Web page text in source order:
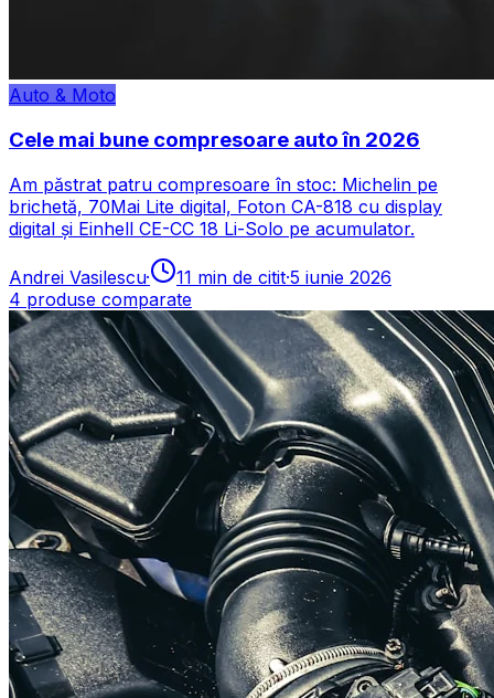
Auto & Moto
Cele mai bune compresoare auto în 2026
Am păstrat patru compresoare în stoc: Michelin pe
brichetă, 70Mai Lite digital, Foton CA-818 cu display
digital și Einhell CE-CC 18 Li-Solo pe acumulator.
Andrei Vasilescu· 11 min de citit·5 iunie 2026
4 produse comparate